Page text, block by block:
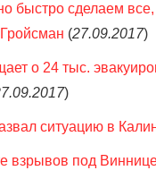
быстро сделаем
(27.09.2017)
о 24 тыс.
)
ситуацию в
взрывов под